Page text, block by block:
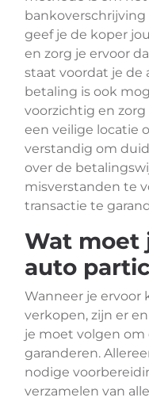
geef je de koper
en zorg je ervoor
staat voordat je de
betaling is ook
voorzichtig en
een veilige locatie
verstandig om
over de
misverstanden te
transactie te
Wat moet
auto
Wanneer je ervoor
verkopen, zijn er
je moet volgen om
garanderen.
nodige
verzamelen van